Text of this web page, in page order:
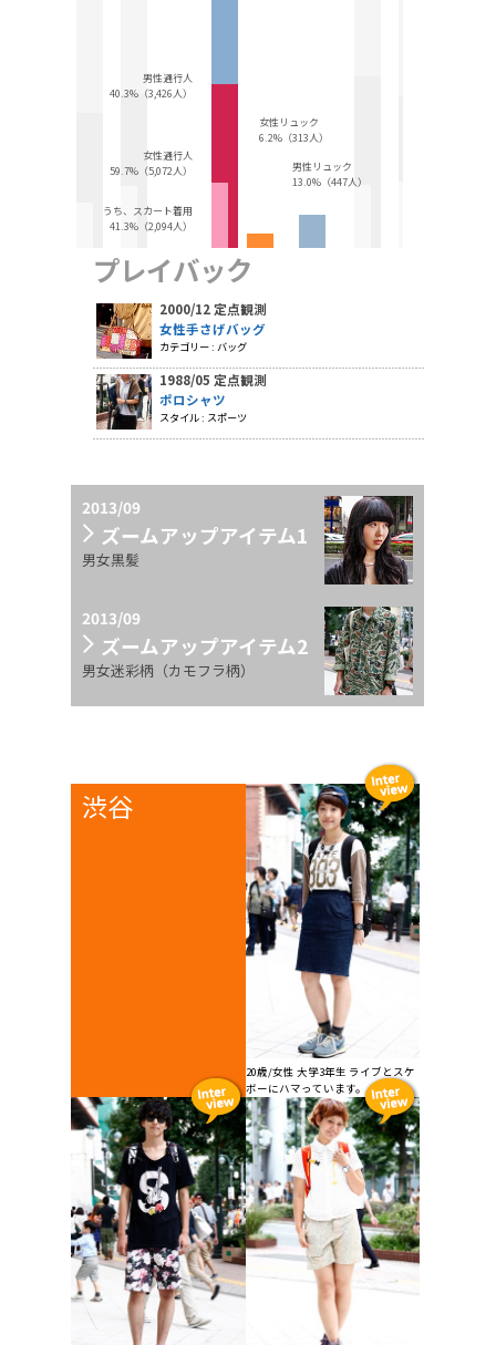
男性通行人
40.3%（3,426人）
女性通行人
59.7%（5,072人）
うち、スカート着用
41.3%（2,094人）
女性リュック
6.2%（313人）
男性リュック
13.0%（447人）
プレイバック
2000/12 定点観測
女性手さげバッグ
カテゴリー : バッグ
1988/05 定点観測
ポロシャツ
スタイル : スポーツ
2013/09
ズームアップアイテム1
男女黒髪
2013/09
ズームアップアイテム2
男女迷彩柄（カモフラ柄）
渋谷
20歳/女性 大学3年生 ライブとスケ
ボーにハマっています。...